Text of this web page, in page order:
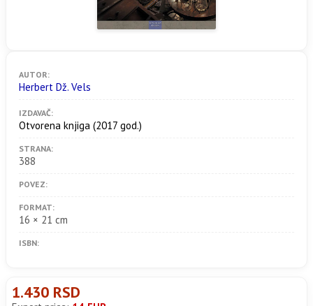
AUTOR:
Herbert Dž. Vels
IZDAVAČ:
Otvorena knjiga (2017 god.)
STRANA:
388
POVEZ:
FORMAT:
16 × 21 cm
ISBN:
1.430 RSD